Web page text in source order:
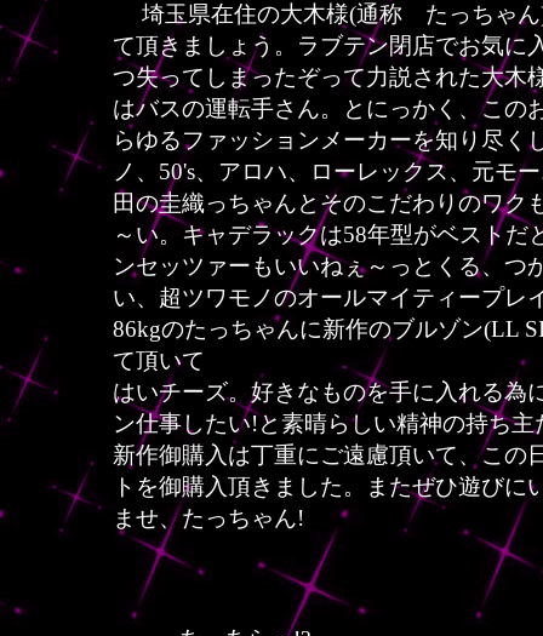
埼玉県在住の大木様(通称 たっちゃん
て頂きましょう。ラブテン閉店でお気に
つ失ってしまったぞって力説された大木
はバスの運転手さん。とにっかく、この
らゆるファッションメーカーを知り尽く
ノ、50's、アロハ、ローレックス、元モ
田の圭織っちゃんとそのこだわりのワク
～い。キャデラックは58年型がベストだ
ンセッツァーもいいねぇ～っとくる、つ
い、超ツワモノのオールマイティープ
86kgのたっちゃんに新作のブルゾン(LL
て頂いて
はいチーズ。好きなものを手に入れる為
ン仕事したい!と素晴らしい精神の持ち主
新作御購入は丁重にご遠慮頂いて、この
トを御購入頂きました。またぜひ遊びに
ませ、たっちゃん!